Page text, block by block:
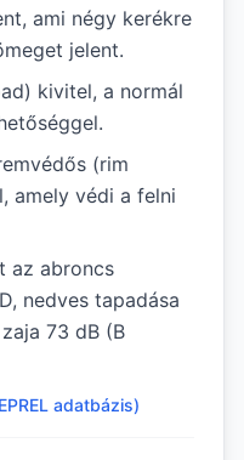
ami négy kerékre
jelent.
kivitel, a normál
(rim
amely védi a felni
az abroncs
nedves tapadása
73 dB (B
adatbázis)